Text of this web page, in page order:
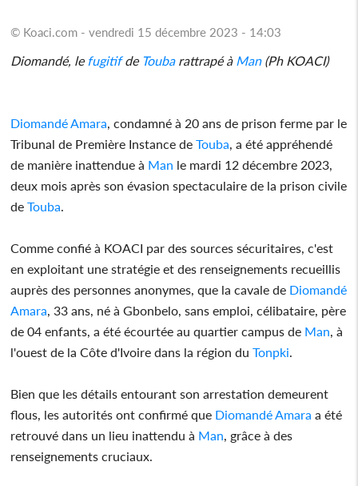
© Koaci.com - vendredi 15 décembre 2023 - 14:03
Diomandé, le fugitifde Toubarattrapé à Man(Ph KOACI)
Diomandé Amara , condamné à 20 ans de prison ferme par le
Tribunal de Première Instance deTouba , a été appréhendé
de manière inattendue à Man le mardi 12 décembre 2023,
deux mois après son évasion spectaculaire de la prison civile
deTouba
Comme confié à KOACI par des sources sécuritaires, c'est
en exploitant une stratégie et des renseignements recueillis
auprès des personnes anonymes, que la cavale de Diomandé
Amara , 33 ans, né à Gbonbelo, sans emploi, célibataire, père
de 04 enfants, a été écourtée au quartier campus de Man , à
l'ouest de la Côte d'Ivoire dans la région duTonpki
Bien que les détails entourant son arrestation demeurent
flous, les autorités ont confirmé que Diomandé Amara a été
retrouvé dans un lieu inattendu à Man , grâce à des
renseignements cruciaux.